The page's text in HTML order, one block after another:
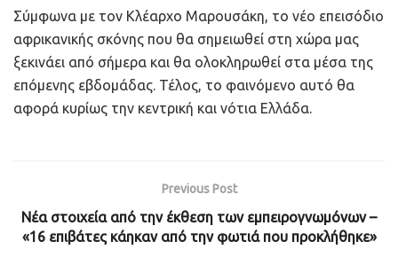
Σύμφωνα με τον Κλέαρχο Μαρουσάκη, το νέο επεισόδιο
αφρικανικής σκόνης που θα σημειωθεί στη χώρα μας
ξεκινάει από σήμερα και θα ολοκληρωθεί στα μέσα της
επόμενης εβδομάδας. Τέλος, το φαινόμενο αυτό θα
αφορά κυρίως την κεντρική και νότια Ελλάδα.
Previous Post
Νέα στοιχεία από την έκθεση των εμπειρογνωμόνων –
«16 επιβάτες κάηκαν από την φωτιά που προκλήθηκε»